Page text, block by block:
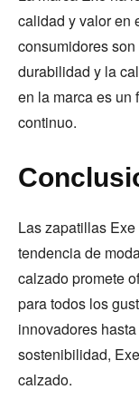
calidad y valor en
consumidores
durabilidad y la
en la marca es un
continuo.
Las zapatillas
tendencia de
calzado promete
para todos los
innovadores
sostenibilidad,
calzado.